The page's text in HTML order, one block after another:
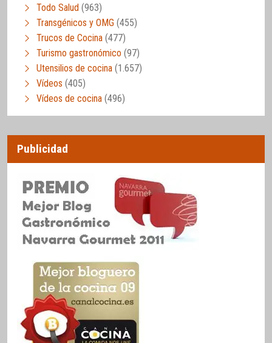
Todo Salud (963)
Transgénicos y OMG (455)
Trucos de Cocina (477)
Turismo gastronómico (97)
Utensilios de cocina (1.657)
Vídeos (405)
Vídeos de cocina (496)
Publicidad